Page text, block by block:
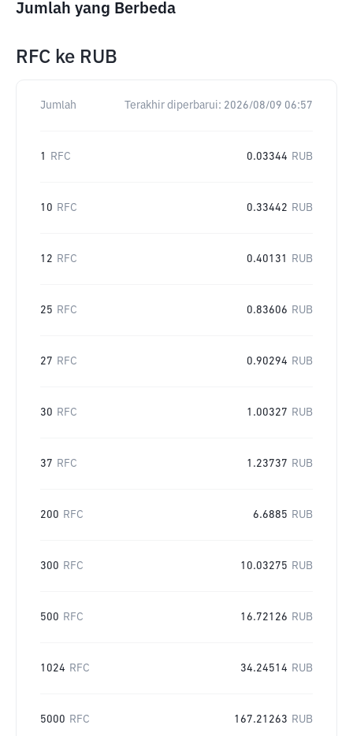
Jumlah yang Berbeda
RFC ke RUB
Jumlah Terakhir diperbarui: 2026/08/09 06:57
1 RFC 0.03344 RUB
10 RFC 0.33442 RUB
12 RFC 0.40131 RUB
25 RFC 0.83606 RUB
27 RFC 0.90294 RUB
30 RFC 1.00327 RUB
37 RFC 1.23737 RUB
200 RFC 6.6885 RUB
300 RFC 10.03275 RUB
500 RFC 16.72126 RUB
1024 RFC 34.24514 RUB
5000 RFC 167.21263 RUB